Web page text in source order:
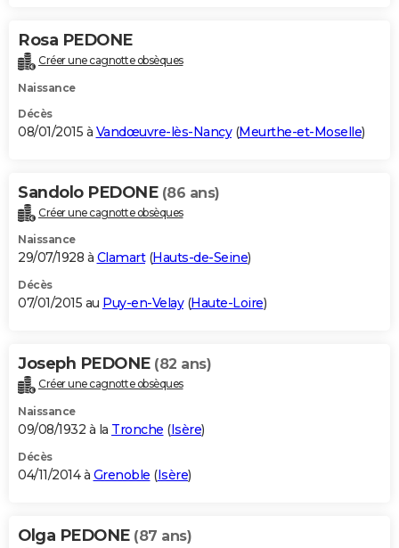
Rosa PEDONE
Créer une cagnotte obsèques
Naissance
Décès
08/01/2015 à Vandœuvre-lès-Nancy(Meurthe-et-Moselle)
Sandolo PEDONE (86 ans)
Créer une cagnotte obsèques
Naissance
29/07/1928 à Clamart(Hauts-de-Seine)
Décès
07/01/2015 au Puy-en-Velay(Haute-Loire)
Joseph PEDONE (82 ans)
Créer une cagnotte obsèques
Naissance
09/08/1932 à la Tronche (Isère)
Décès
04/11/2014 à Grenoble (Isère)
Olga PEDONE (87 ans)